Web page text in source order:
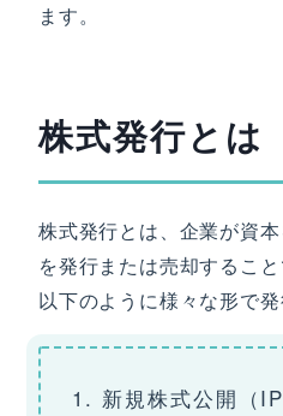
ます。
株式発行とは
株式発行とは、企業が資
を発行または売却すること
以下のように様々な形で発
新規株式公開（